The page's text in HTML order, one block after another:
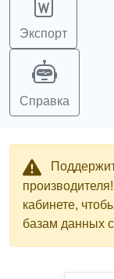
Экспорт
Справка
кабинете,
базам данных